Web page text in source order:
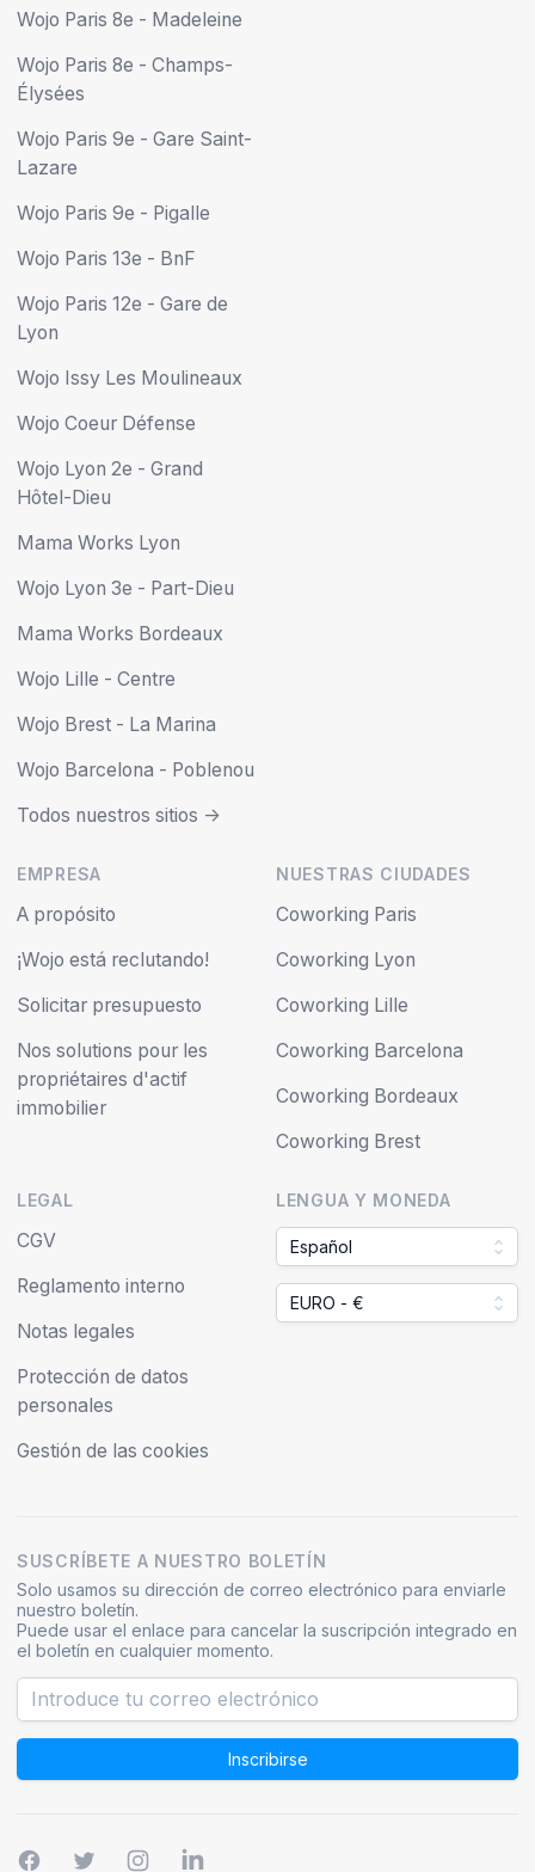
Wojo Paris 8e - Madeleine
Wojo Paris 8e - Champs-
Élysées
Wojo Paris 9e - Gare Saint-
Lazare
Wojo Paris 9e - Pigalle
Wojo Paris 13e - BnF
Wojo Paris 12e - Gare de
Lyon
Wojo Issy Les Moulineaux
Wojo Coeur Défense
Wojo Lyon 2e - Grand
Hôtel-Dieu
Mama Works Lyon
Wojo Lyon 3e - Part-Dieu
Mama Works Bordeaux
Wojo Lille - Centre
Wojo Brest - La Marina
Wojo Barcelona - Poblenou
Todos nuestros sitios ->
EMPRESA
A propósito
¡Wojo está reclutando!
Solicitar presupuesto
Nos solutions pour les
propriétaires d'actif
immobilier
NUESTRAS CIUDADES
Coworking Paris
Coworking Lyon
Coworking Lille
Coworking Barcelona
Coworking Bordeaux
Coworking Brest
LEGAL
CGV
Reglamento interno
Notas legales
Protección de datos
personales
Gestión de las cookies
LENGUA Y MONEDA
Español
EURO - €
SUSCRÍBETE A NUESTRO BOLETÍN
Solo usamos su dirección de correo electrónico para enviarle
nuestro boletín.
Puede usar el enlace para cancelar la suscripción integrado en
el boletín en cualquier momento.
Inscribirse